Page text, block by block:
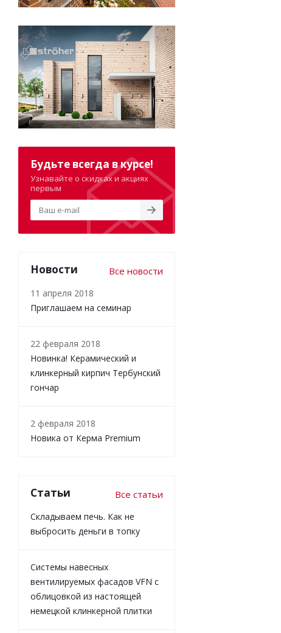
Будьте всегда в курсе!
Узнавайте о скидках и акциях
первым
Новости Все новости
11 апреля 2018
Приглашаем на семинар
22 февраля 2018
Новинка! Керамический и
клинкерный кирпич Тербунский
гончар
2 февраля 2018
Новика от Керма Premium
Статьи Все статьи
Складываем печь. Как не
выбросить деньги в топку
Системы навесных
вентилируемых фасадов VFN с
облицовкой из настоящей
немецкой клинкерной плитки